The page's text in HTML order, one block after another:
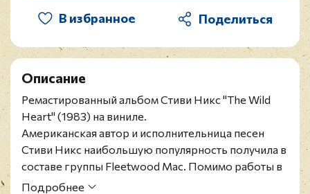
В избранное
Описание
Ремастированный альбом Стиви Никс "The Wild
Heart" (1983) на виниле.
Американская автор и исполнительница песен
Стиви Никс наибольшую популярность получила в
составе группы Fleetwood Mac. Помимо работы в
коллективе, певица занимается сольной карьерой,
Подробнее